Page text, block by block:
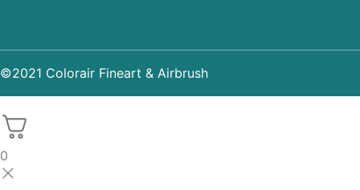
©2021 Colorair Fineart & Airbrush
0